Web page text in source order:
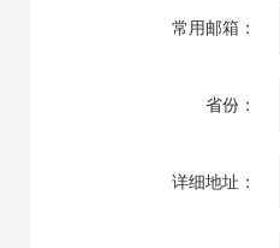
常用邮箱：
省份：
详细地址：